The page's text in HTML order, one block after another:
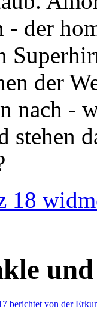
- der
der
nach -
stehen
18
berichtet von der